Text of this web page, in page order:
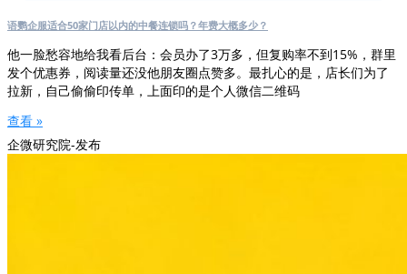
语鹦企服适合50家门店以内的中餐连锁吗？年费大概多少？
他一脸愁容地给我看后台：会员办了3万多，但复购率不到15%，群里
发个优惠券，阅读量还没他朋友圈点赞多。最扎心的是，店长们为了
拉新，自己偷偷印传单，上面印的是个人微信二维码
查看 »
企微研究院-发布